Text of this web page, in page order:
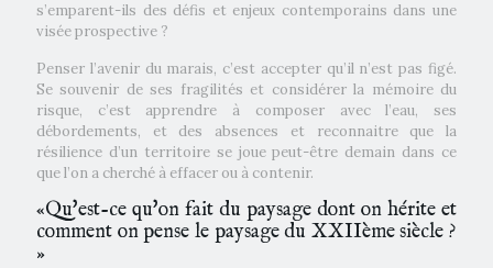
s’emparent-ils des défis et enjeux contemporains dans une
visée prospective ?
Penser l’avenir du marais, c’est accepter qu’il n’est pas figé.
Se souvenir de ses fragilités et considérer la mémoire du
risque, c’est apprendre à composer avec l’eau, ses
débordements, et des absences et reconnaitre que la
résilience d’un territoire se joue peut-être demain dans ce
que l’on a cherché à effacer ou à contenir.
«Qu'est-ce qu'on fait du paysage dont on hérite et
comment on pense le paysage du XXIIème siècle ?
»